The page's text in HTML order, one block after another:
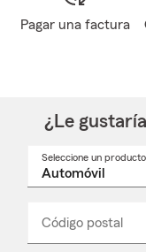
Pagar una factura
¿Le
Seleccione un producto
Código postal
_____